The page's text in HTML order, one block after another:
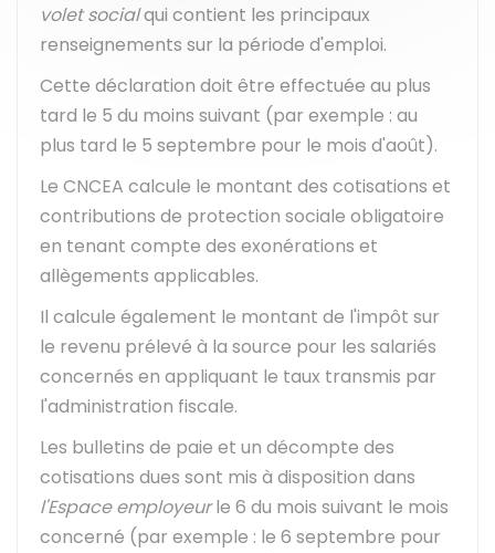
volet socialqui contient les principaux
renseignements sur la période d'emploi.
Cette déclaration doit être effectuée au plus
tard le 5 du moins suivant (par exemple : au
plus tard le 5 septembre pour le mois d'août).
Le CNCEA calcule le montant des cotisations et
contributions de protection sociale obligatoire
en tenant compte des exonérations et
allègements applicables.
Il calcule également le montant de l'impôt sur
le revenu prélevé à la source pour les salariés
concernés en appliquant le taux transmis par
l'administration fiscale.
Les bulletins de paie et un décompte des
cotisations dues sont mis à disposition dans
l'Espace employeurle 6 du mois suivant le mois
concerné (par exemple : le 6 septembre pour